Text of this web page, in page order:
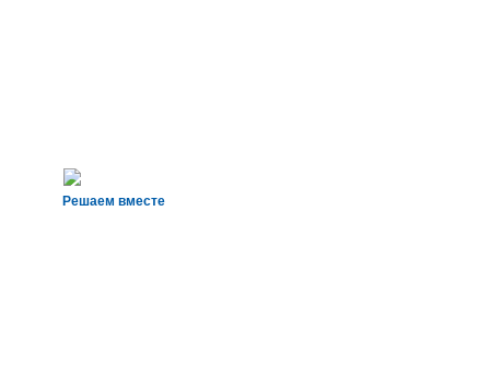
Решаем вместе